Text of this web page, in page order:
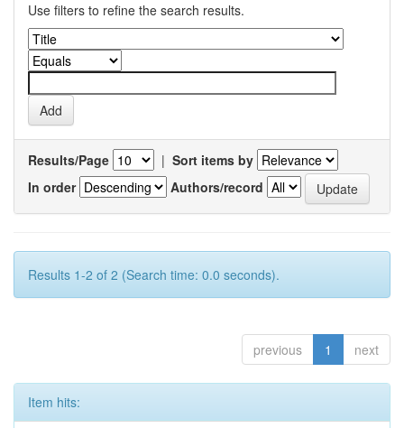
Use filters to refine the search results.
Results/Page | Sort items by
In order
Authors/record
Results 1-2 of 2 (Search time: 0.0 seconds).
previous 1 next
Item hits: